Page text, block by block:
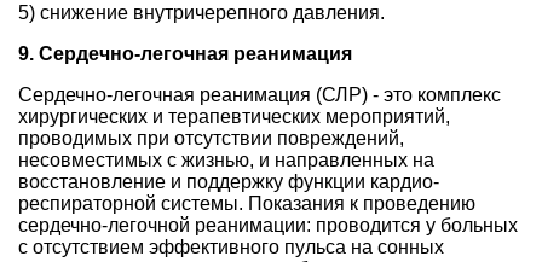
5) снижение внутричерепного давления.
9. Сердечно-легочная реанимация
Сердечно-легочная реанимация (СЛР) - это комплекс
хирургических и терапевтических мероприятий,
проводимых при отсутствии повреждений,
несовместимых с жизнью, и направленных на
восстановление и поддержку функции кардио-
респираторной системы. Показания к проведению
сердечно-легочной реанимации: проводится у больных
с отсутствием эффективного пульса на сонных